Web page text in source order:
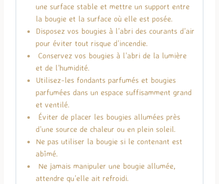
une surface stable et mettre un support entre
la bougie et la surface où elle est posée.
Disposez vos bougies à l’abri des courants d’air
pour éviter tout risque d’incendie.
Conservez vos bougies à l’abri de la lumière
et de l’humidité.
Utilisez-les fondants parfumés et bougies
parfumées dans un espace suffisamment grand
et ventilé.
Éviter de placer les bougies allumées près
d’une source de chaleur ou en plein soleil.
Ne pas utiliser la bougie si le contenant est
abîmé.
Ne jamais manipuler une bougie allumée,
attendre qu’elle ait refroidi.